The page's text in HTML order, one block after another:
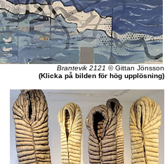
Brantevik 2121 © Gittan Jönsson
(Klicka på bilden för hög upplösning)